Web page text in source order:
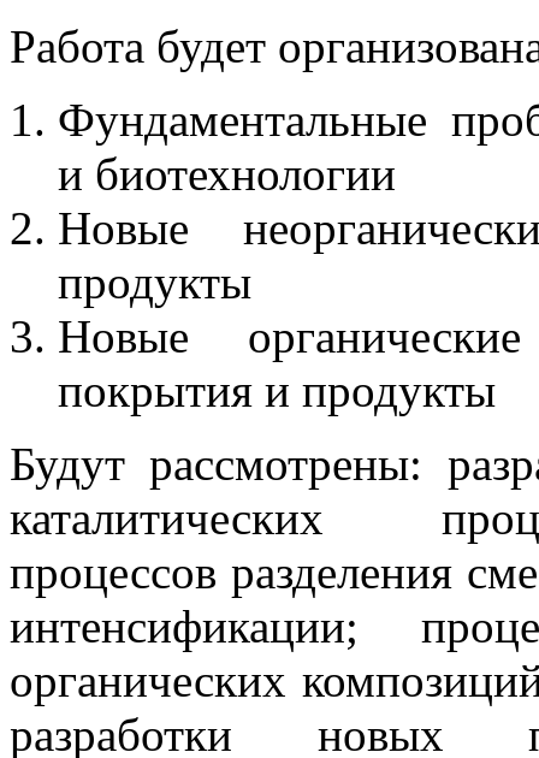
Работа будет
Фундаментальные
и биотехнологии
Новые
продукты
Новые
покрытия и продукты
Будут рассмотрены:
каталитических
процессов разделения
интенсификации;
органических
разработки новых